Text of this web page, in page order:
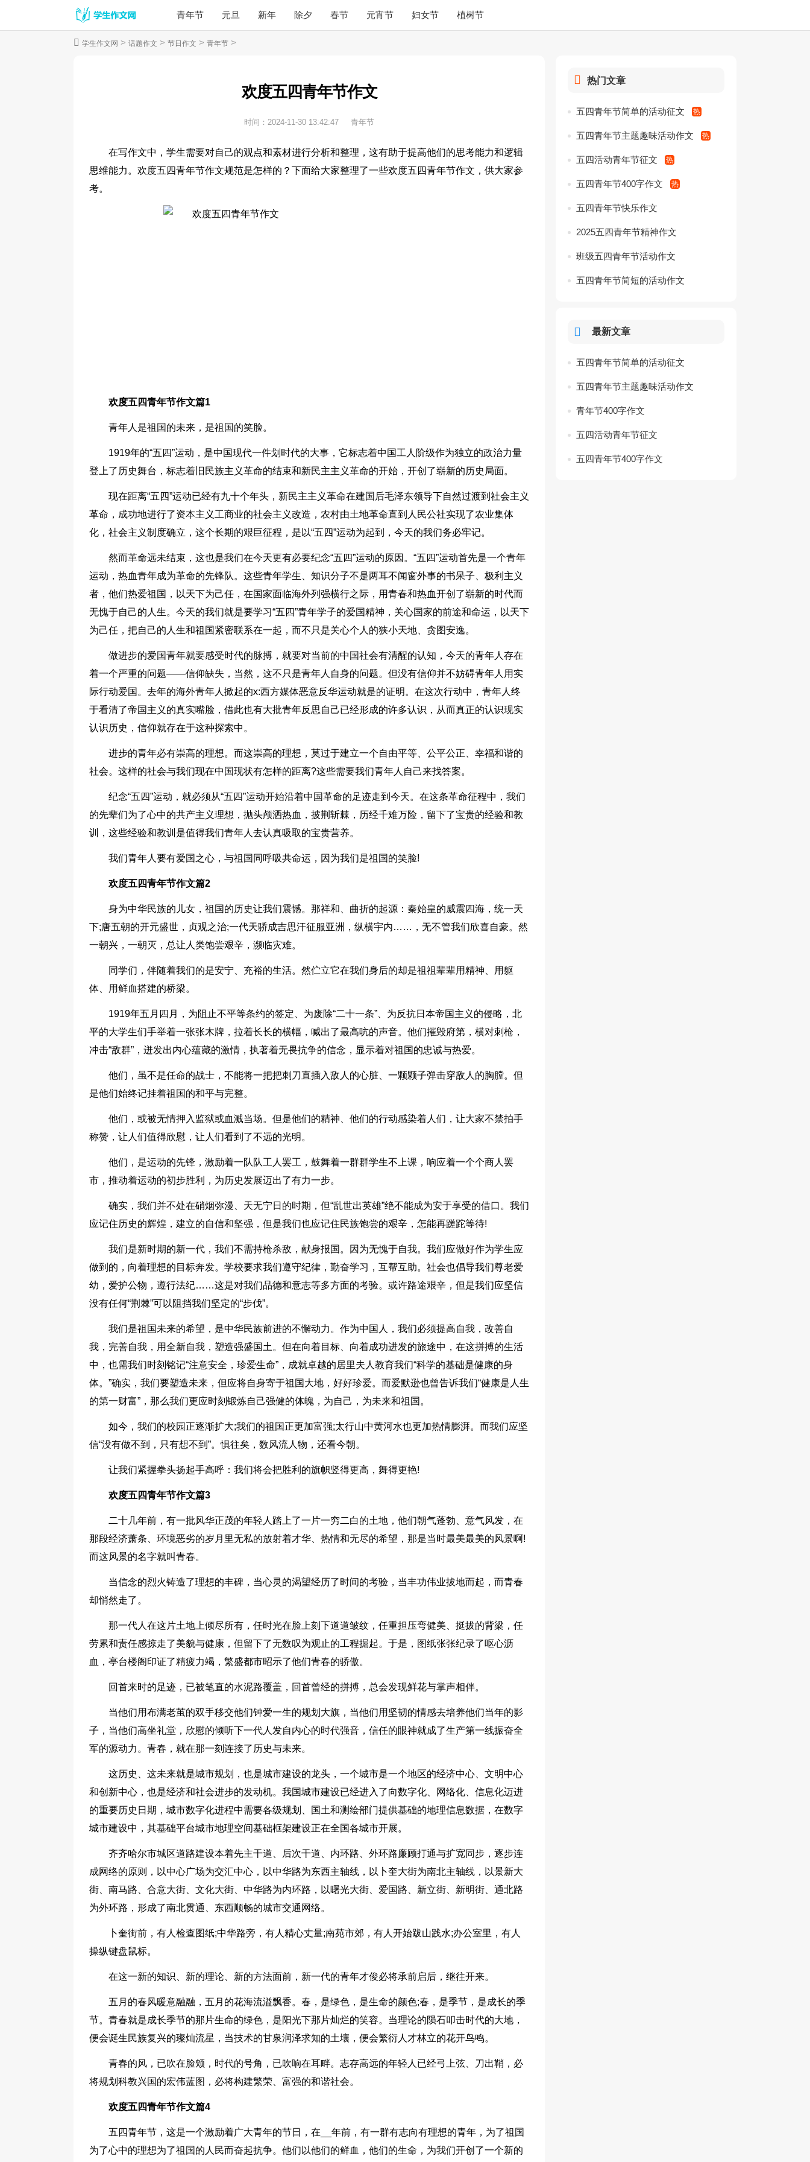
青年节 元旦 新年 除夕 春节 元宵节 妇女节 植树节
学生作文网 > 话题作文 > 节日作文 > 青年节 >
欢度五四青年节作文
时间： 2024-11-30 13:42:47 青年节
在写作文中，学生需要对自己的观点和素材进行分析和整理，这有助于提高他们的思考能力和逻辑
思维能力。欢度五四青年节作文规范是怎样的？下面给大家整理了一些欢度五四青年节作文，供大家参
考。
欢度五四青年节作文篇1
青年人是祖国的未来，是祖国的笑脸。
1919年的“五四”运动，是中国现代一件划时代的大事，它标志着中国工人阶级作为独立的政治力量
登上了历史舞台，标志着旧民族主义革命的结束和新民主主义革命的开始，开创了崭新的历史局面。
现在距离“五四”运动已经有九十个年头，新民主主义革命在建国后毛泽东领导下自然过渡到社会主义
革命，成功地进行了资本主义工商业的社会主义改造，农村由土地革命直到人民公社实现了农业集体
化，社会主义制度确立，这个长期的艰巨征程，是以“五四”运动为起到，今天的我们务必牢记。
然而革命远未结束，这也是我们在今天更有必要纪念“五四”运动的原因。“五四”运动首先是一个青年
运动，热血青年成为革命的先锋队。这些青年学生、知识分子不是两耳不闻窗外事的书呆子、极利主义
者，他们热爱祖国，以天下为己任，在国家面临海外列强横行之际，用青春和热血开创了崭新的时代而
无愧于自己的人生。今天的我们就是要学习“五四”青年学子的爱国精神，关心国家的前途和命运，以天下
为己任，把自己的人生和祖国紧密联系在一起，而不只是关心个人的狭小天地、贪图安逸。
做进步的爱国青年就要感受时代的脉搏，就要对当前的中国社会有清醒的认知，今天的青年人存在
着一个严重的问题——信仰缺失，当然，这不只是青年人自身的问题。但没有信仰并不妨碍青年人用实
际行动爱国。去年的海外青年人掀起的x:西方媒体恶意反华运动就是的证明。在这次行动中，青年人终
于看清了帝国主义的真实嘴脸，借此也有大批青年反思自己已经形成的许多认识，从而真正的认识现实
认识历史，信仰就存在于这种探索中。
进步的青年必有崇高的理想。而这崇高的理想，莫过于建立一个自由平等、公平公正、幸福和谐的
社会。这样的社会与我们现在中国现状有怎样的距离?这些需要我们青年人自己来找答案。
纪念“五四”运动，就必须从“五四”运动开始沿着中国革命的足迹走到今天。在这条革命征程中，我们
的先辈们为了心中的共产主义理想，抛头颅洒热血，披荆斩棘，历经千难万险，留下了宝贵的经验和教
训，这些经验和教训是值得我们青年人去认真吸取的宝贵营养。
我们青年人要有爱国之心，与祖国同呼吸共命运，因为我们是祖国的笑脸!
欢度五四青年节作文篇2
身为中华民族的儿女，祖国的历史让我们震憾。那祥和、曲折的起源：秦始皇的威震四海，统一天
下;唐五朝的开元盛世，贞观之治;一代天骄成吉思汗征服亚洲，纵横宇内……，无不管我们欣喜自豪。然
一朝兴，一朝灭，总让人类饱尝艰辛，濒临灾难。
同学们，伴随着我们的是安宁、充裕的生活。然伫立它在我们身后的却是祖祖辈辈用精神、用躯
体、用鲜血搭建的桥梁。
1919年五月四月，为阻止不平等条约的签定、为废除“二十一条”、为反抗日本帝国主义的侵略，北
平的大学生们手举着一张张木牌，拉着长长的横幅，喊出了最高吭的声音。他们摧毁府第，横对刺枪，
冲击“敌群”，迸发出内心蕴藏的激情，执著着无畏抗争的信念，显示着对祖国的忠诚与热爱。
他们，虽不是任命的战士，不能将一把把刺刀直插入敌人的心脏、一颗颗子弹击穿敌人的胸膛。但
是他们始终记挂着祖国的和平与完整。
他们，或被无情押入监狱或血溅当场。但是他们的精神、他们的行动感染着人们，让大家不禁拍手
称赞，让人们值得欣慰，让人们看到了不远的光明。
他们，是运动的先锋，激励着一队队工人罢工，鼓舞着一群群学生不上课，响应着一个个商人罢
市，推动着运动的初步胜利，为历史发展迈出了有力一步。
确实，我们并不处在硝烟弥漫、天无宁日的时期，但“乱世出英雄”绝不能成为安于享受的借口。我们
应记住历史的辉煌，建立的自信和坚强，但是我们也应记住民族饱尝的艰辛，怎能再蹉跎等待!
我们是新时期的新一代，我们不需持枪杀敌，献身报国。因为无愧于自我。我们应做好作为学生应
做到的，向着理想的目标奔发。学校要求我们遵守纪律，勤奋学习，互帮互助。社会也倡导我们尊老爱
幼，爱护公物，遵行法纪……这是对我们品德和意志等多方面的考验。或许路途艰辛，但是我们应坚信
没有任何“荆棘”可以阻挡我们坚定的“步伐”。
我们是祖国未来的希望，是中华民族前进的不懈动力。作为中国人，我们必须提高自我，改善自
我，完善自我，用全新自我，塑造强盛国土。但在向着目标、向着成功进发的旅途中，在这拼搏的生活
中，也需我们时刻铭记“注意安全，珍爱生命”，成就卓越的居里夫人教育我们“科学的基础是健康的身
体。”确实，我们要塑造未来，但应将自身寄于祖国大地，好好珍爱。而爱默逊也曾告诉我们“健康是人生
的第一财富”，那么我们更应时刻锻炼自己强健的体魄，为自己，为未来和祖国。
如今，我们的校园正逐渐扩大;我们的祖国正更加富强;太行山中黄河水也更加热情膨湃。而我们应坚
信“没有做不到，只有想不到”。惧往矣，数风流人物，还看今朝。
让我们紧握拳头扬起手高呼：我们将会把胜利的旗帜竖得更高，舞得更艳!
欢度五四青年节作文篇3
二十几年前，有一批风华正茂的年轻人踏上了一片一穷二白的土地，他们朝气蓬勃、意气风发，在
那段经济萧条、环境恶劣的岁月里无私的放射着才华、热情和无尽的希望，那是当时最美最美的风景啊!
而这风景的名字就叫青春。
当信念的烈火铸造了理想的丰碑，当心灵的渴望经历了时间的考验，当丰功伟业拔地而起，而青春
却悄然走了。
那一代人在这片土地上倾尽所有，任时光在脸上刻下道道皱纹，任重担压弯健美、挺拔的背梁，任
劳累和责任感掠走了美貌与健康，但留下了无数叹为观止的工程掘起。于是，图纸张张纪录了呕心沥
血，亭台楼阁印证了精疲力竭，繁盛都市昭示了他们青春的骄傲。
回首来时的足迹，已被笔直的水泥路覆盖，回首曾经的拼搏，总会发现鲜花与掌声相伴。
当他们用布满老茧的双手移交他们钟爱一生的规划大旗，当他们用坚韧的情感去培养他们当年的影
子，当他们高坐礼堂，欣慰的倾听下一代人发自内心的时代强音，信任的眼神就成了生产第一线振奋全
军的源动力。青春，就在那一刻连接了历史与未来。
这历史、这未来就是城市规划，也是城市建设的龙头，一个城市是一个地区的经济中心、文明中心
和创新中心，也是经济和社会进步的发动机。我国城市建设已经进入了向数字化、网络化、信息化迈进
的重要历史日期，城市数字化进程中需要各级规划、国土和测绘部门提供基础的地理信息数据，在数字
城市建设中，其基础平台城市地理空间基础框架建设正在全国各城市开展。
齐齐哈尔市城区道路建设本着先主干道、后次干道、内环路、外环路廉顾打通与扩宽同步，逐步连
成网络的原则，以中心广场为交汇中心，以中华路为东西主轴线，以卜奎大街为南北主轴线，以景新大
街、南马路、合意大街、文化大街、中华路为内环路，以曙光大街、爱国路、新立街、新明街、通北路
为外环路，形成了南北贯通、东西顺畅的城市交通网络。
卜奎街前，有人检查图纸;中华路旁，有人精心丈量;南苑市郊，有人开始跋山践水;办公室里，有人
操纵键盘鼠标。
在这一新的知识、新的理论、新的方法面前，新一代的青年才俊必将承前启后，继往开来。
五月的春风暖意融融，五月的花海流溢飘香。春，是绿色，是生命的颜色;春，是季节，是成长的季
节。青春就是成长季节的那片生命的绿色，是阳光下那片灿烂的笑容。当理论的陨石叩击时代的大地，
便会诞生民族复兴的璨灿流星，当技术的甘泉润泽求知的土壤，便会繁衍人才林立的花开鸟鸣。
青春的风，已吹在脸颊，时代的号角，已吹响在耳畔。志存高远的年轻人已经弓上弦、刀出鞘，必
将规划科教兴国的宏伟蓝图，必将构建繁荣、富强的和谐社会。
欢度五四青年节作文篇4
五四青年节，这是一个激励着广大青年的节日，在__年前，有一群有志向有理想的青年，为了祖国
为了心中的理想为了祖国的人民而奋起抗争。他们以他们的鲜血，他们的生命，为我们开创了一个新的
热门文章
五四青年节简单的活动征文
五四青年节主题趣味活动作文
五四活动青年节征文
五四青年节400字作文
五四青年节快乐作文
2025五四青年节精神作文
班级五四青年节活动作文
五四青年节简短的活动作文
最新文章
五四青年节简单的活动征文
五四青年节主题趣味活动作文
青年节400字作文
五四活动青年节征文
五四青年节400字作文